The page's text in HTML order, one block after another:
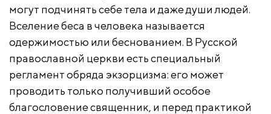
могут подчинять себе тела и даже души людей.
Вселение беса в человека называется
одержимостью или беснованием. В Русской
православной церкви есть специальный
регламент обряда экзорцизма: его может
проводить только получивший особое
благословение священник, и перед практикой